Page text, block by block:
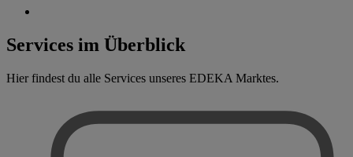
Services im Überblick
Hier findest du alle Services unseres EDEKA Marktes.